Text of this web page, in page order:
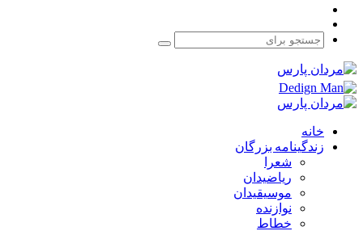
جستجو
خانه
زندگینامه بزرگان
شعرا
ریاضیدان
موسیقیدان
نوازنده
خطاط